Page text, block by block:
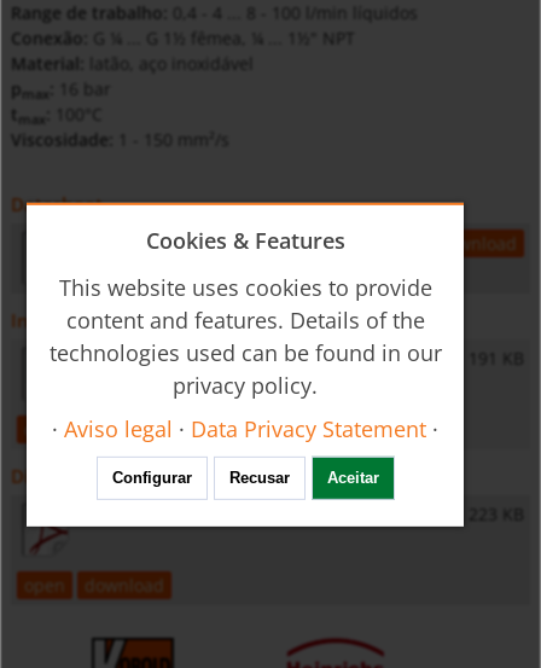
Range de trabalho:
0,4 - 4 ... 8 - 100 l/min líquidos
Conexão:
G ¼ ... G 1½ fêmea, ¼ ... 1½" NPT
Material:
latão, aço inoxidável
p
max
t
max
Viscosidade:
Datasheet
s6pt_daa 119 KB download
Instruções de operação
DAA - Operating Instructions 191 KB
open download
Diversos
223 KB
open download
Cookies & Features
This website uses cookies to provide
content and features. Details of the
technologies used can be found in our
privacy policy.
·Aviso legal · Data Privacy Statement ·
Configurar Recusar Aceitar